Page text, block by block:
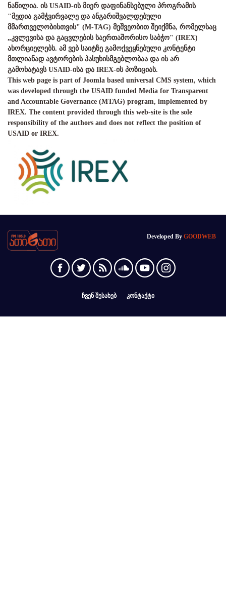
ნაწილია. ის USAID-ის მიერ დაფინანსებული პროგრამის
"მედია გამჭვირვალე და ანგარიშვალდებული
მმართველობისთვის" (M-TAG) მეშვეობით შეიქმნა, რომელსაც
„კვლევისა და გაცვლების საერთაშორისო საბჭო" (IREX)
ახორციელებს. ამ ვებ საიტზე გამოქვეყნებული კონტენტი
მთლიანად ავტორების პასუხისმგებლობაა და ის არ
გამოხატავს USAID-ისა და IREX-ის პოზიციას.
This web page is part of Joomla based universal CMS system, which
was developed through the USAID funded Media for Transparent
and Accountable Governance (MTAG) program, implemented by
IREX. The content provided through this web-site is the sole
responsibility of the authors and does not reflect the position of
USAID or IREX.
Developed By GOODWEB
ჩვენ შესახებ კონტაქტი